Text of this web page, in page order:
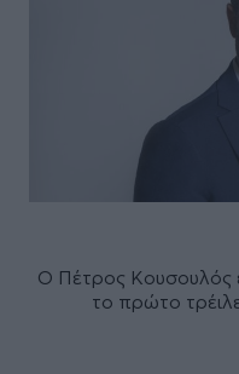
Ο Πέτρος Κουσουλός
το πρώτο